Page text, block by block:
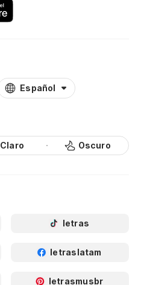
Español
Claro Oscuro
letras
letraslatam
letrasmusbr